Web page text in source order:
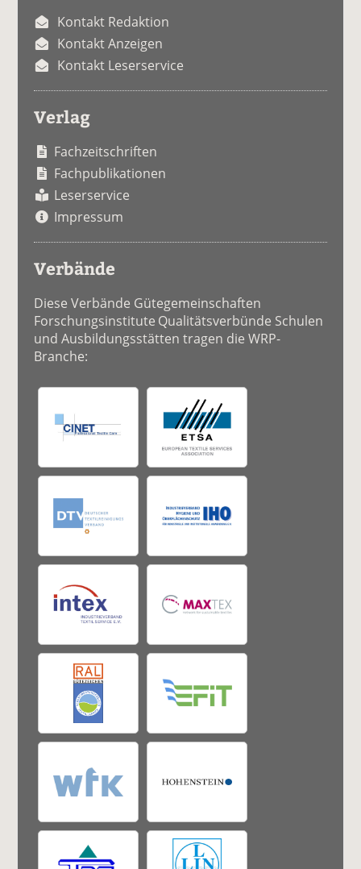
Kontakt Redaktion
Kontakt Anzeigen
Kontakt Leserservice
Verlag
Fachzeitschriften
Fachpublikationen
Leserservice
Impressum
Verbände
Diese Verbände Gütegemeinschaften
Forschungsinstitute Qualitätsverbünde Schulen
und Ausbildungsstätten tragen die WRP-
Branche: